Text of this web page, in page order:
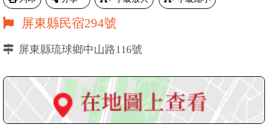
屏東縣民宿294號
屏東縣琉球鄉中山路116號